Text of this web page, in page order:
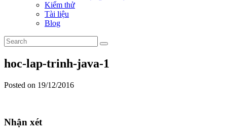
Kiểm thử
Tài liệu
Blog
hoc-lap-trinh-java-1
Posted on 19/12/2016
Nhận xét